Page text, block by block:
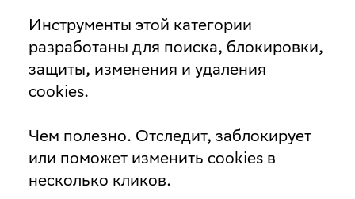
Инструменты этой категории
разработаны для поиска, блокировки,
защиты, изменения и удаления
cookies.
Чем полезно. Отследит, заблокирует
или поможет изменить cookies в
несколько кликов.